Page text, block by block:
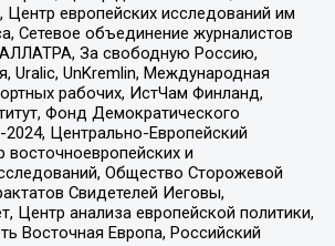
европейских исследований им
Сетевое объединение журналистов
АЛЛАТРА, За свободную Россию,
Uralic, UnKremlin, Международная
рабочих, ИстЧам Финланд,
Фонд Демократического
2024, Центрально-Европейский
восточноевропейских и
Общество Сторожевой
Свидетелей Иеговы,
Центр анализа европейской политики,
Восточная Европа, Российский